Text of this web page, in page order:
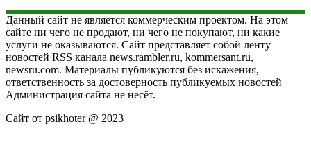
Данный сайт не является коммерческим проектом. На этом
сайте ни чего не продают, ни чего не покупают, ни какие
услуги не оказываются. Сайт представляет собой ленту
новостей RSS канала news.rambler.ru, kommersant.ru,
newsru.com. Материалы публикуются без искажения,
ответственность за достоверность публикуемых новостей
Администрация сайта не несёт.
Сайт от psikhoter @ 2023